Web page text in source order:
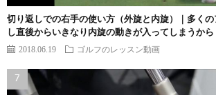
切り返しでの右手の使い方（外旋と内旋）｜多く
し直後からいきなり内旋の動きが入ってしまうから
2018.06.19 ゴルフのレッスン動画